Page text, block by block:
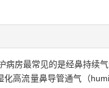
房最常见的是经鼻持续
高流量鼻导管通气（